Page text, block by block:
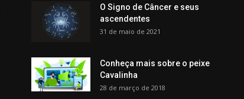
O Signo de Câncer e seus
ascendentes
31 de maio de 2021
Conheça mais sobre o peixe
Cavalinha
28 de março de 2018